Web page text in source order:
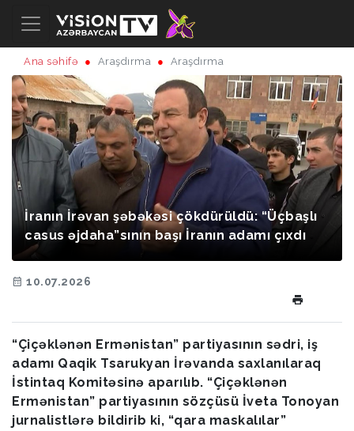
Ana səhifə Araşdırma Araşdırma
İranın İrəvan şəbəkəsi çökdürüldü: “Üçbaşlı
casus əjdaha”sının başı İranın adamı çıxdı
10.07.2026
“Çiçəklənən Ermənistan” partiyasının sədri, iş
adamı Qaqik Tsarukyan İrəvanda saxlanılaraq
İstintaq Komitəsinə aparılıb. “Çiçəklənən
Ermənistan” partiyasının sözçüsü İveta Tonoyan
jurnalistlərə bildirib ki, “qara maskalılar”